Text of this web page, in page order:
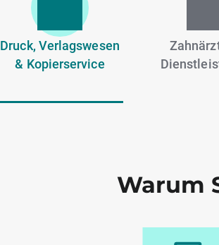
Druck, Verlagswesen
& Kopierservice
Warum